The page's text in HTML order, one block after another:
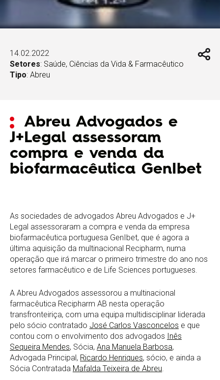
14.02.2022
Setores: Saúde, Ciências da Vida & Farmacêutico
Tipo: Abreu
Abreu Advogados e
J+Legal assessoram
compra e venda da
biofarmacêutica GenIbet
As sociedades de advogados Abreu Advogados e J+
Legal assessoraram a compra e venda da empresa
biofarmacêutica portuguesa GenIbet, que é agora a
última aquisição da multinacional Recipharm, numa
operação que irá marcar o primeiro trimestre do ano nos
setores farmacêutico e de Life Sciences portugueses.
A Abreu Advogados assessorou a multinacional
farmacêutica Recipharm AB nesta operação
transfronteiriça, com uma equipa multidisciplinar liderada
pelo sócio contratado José Carlos Vasconcelos e que
contou com o envolvimento dos advogados Inês
Sequeira Mendes, Sócia, Ana Manuela Barbosa,
Advogada Principal, Ricardo Henriques, sócio, e ainda a
Sócia Contratada Mafalda Teixeira de Abreu.